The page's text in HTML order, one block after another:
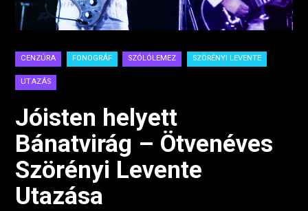
CENZÚRA FONOGRÁF SZÓLÓLEMEZ SZÖRÉNYI LEVENTE
UTAZÁS
Jóisten helyett
Bánatvirág – Ötvenéves
Szörényi Levente
Utazása